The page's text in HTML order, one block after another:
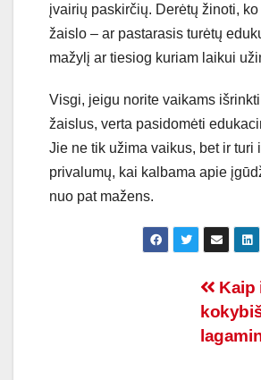
įvairių paskirčių. Derėtų žinoti,
žaislo – ar pastarasis turėtų
mažylį ar tiesiog kuriam laikui
Visgi, jeigu norite vaikams
žaislus, verta pasidomėti
Jie ne tik užima vaikus, bet ir turi
privalumų, kai kalbama apie
nuo pat mažens.
Kaip